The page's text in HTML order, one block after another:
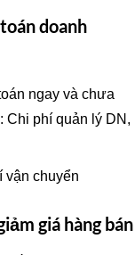
doanh
ngay và chưa
Chi phí quản lý DN,
vận chuyển
giá hàng bán